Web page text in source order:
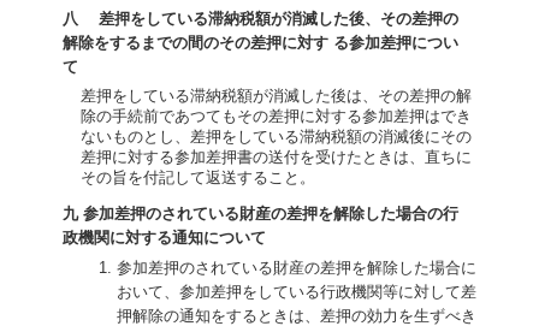
八 差押をしている滞納税額が消滅した後、その差押の
解除をするまでの間のその差押に対す る参加差押につい
て
差押をしている滞納税額が消滅した後は、その差押の解
除の手続前であつてもその差押に対する参加差押はでき
ないものとし、差押をしている滞納税額の消滅後にその
差押に対する参加差押書の送付を受けたときは、直ちに
その旨を付記して返送すること。
九 参加差押のされている財産の差押を解除した場合の行
政機関に対する通知について
参加差押のされている財産の差押を解除した場合に
おいて、参加差押をしている行政機関等に対して差
押解除の通知をするときは、差押の効力を生ずべき